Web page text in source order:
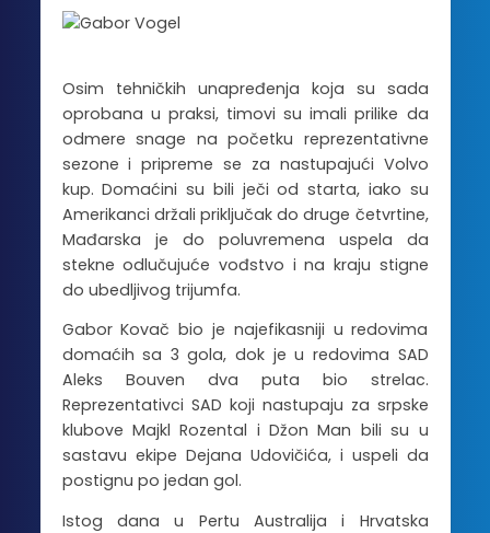
Osim tehničkih unapređenja koja su sada
oprobana u praksi, timovi su imali prilike da
odmere snage na početku reprezentativne
sezone i pripreme se za nastupajući Volvo
kup. Domaćini su bili ječi od starta, iako su
Amerikanci držali priključak do druge četvrtine,
Mađarska je do poluvremena uspela da
stekne odlučujuće vođstvo i na kraju stigne
do ubedljivog trijumfa.
Gabor Kovač bio je najefikasniji u redovima
domaćih sa 3 gola, dok je u redovima SAD
Aleks Bouven dva puta bio strelac.
Reprezentativci SAD koji nastupaju za srpske
klubove Majkl Rozental i Džon Man bili su u
sastavu ekipe Dejana Udovičića, i uspeli da
postignu po jedan gol.
Istog dana u Pertu Australija i Hrvatska